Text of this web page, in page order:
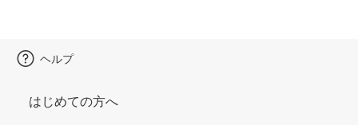
ヘルプ
はじめての方へ